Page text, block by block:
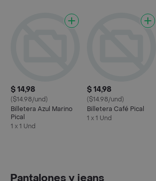
$ 14,98
($14.98/und)
Billetera Azul Marino
Pical
1 x 1 Und
$ 14,98
($14.98/und)
Billetera Café Pical
1 x 1 Und